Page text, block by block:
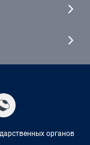
органов